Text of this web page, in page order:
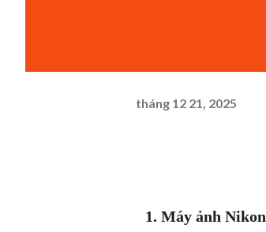
tháng 12 21, 2025
1. Máy ảnh Nikon